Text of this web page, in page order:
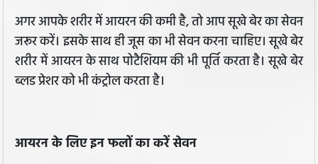
अगर आपके शरीर में आयरन की कमी है, तो आप सूखे बेर का सेवन
जरूर करें। इसके साथ ही जूस का भी सेवन करना चाहिए। सूखे बेर
शरीर में आयरन के साथ पोटैशियम की भी पूर्ति करता है। सूखे बेर
ब्लड प्रेशर को भी कंट्रोल करता है।
आयरन के लिए इन फलों का करें सेवन